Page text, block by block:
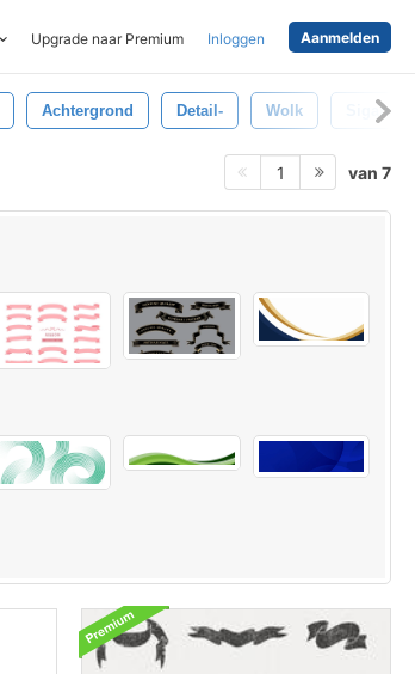
Upgrade naar Premium Inloggen Aanmelden
Achtergrond Detail- Wolk Sigaret
1 van 7